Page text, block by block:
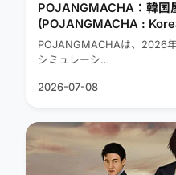
POJANGMACHA：韓国
(POJANGMACHA :
Management Simulator)
POJANGMACHAは、2026
シミュレーシ…
2026-07-08